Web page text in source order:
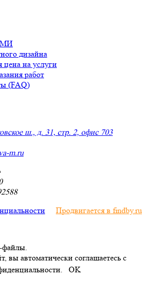
дизайна
цена на услуги
работ
(FAQ)
ш., д. 31, стр. 2, офис 703
m.ru
Продвигается в findby.ru
файлы.
вы автоматически соглашаетесь с
OK